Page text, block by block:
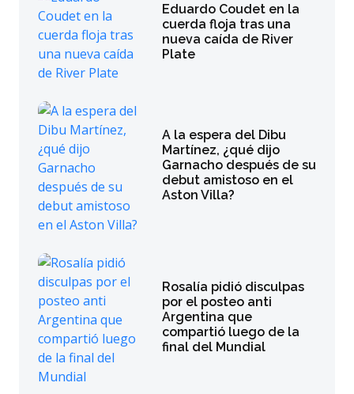
Eduardo Coudet en la
cuerda floja tras una
nueva caída de River
Plate
A la espera del Dibu
Martínez, ¿qué dijo
Garnacho después de su
debut amistoso en el
Aston Villa?
Rosalía pidió disculpas
por el posteo anti
Argentina que
compartió luego de la
final del Mundial